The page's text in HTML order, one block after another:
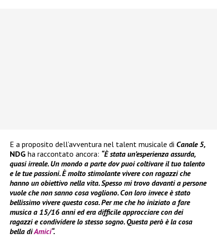
E a proposito dell’avventura nel talent musicale di Canale 5,
NDG ha raccontato ancora: “È stata un’esperienza assurda,
quasi irreale. Un mondo a parte dov puoi coltivare il tuo talento
e le tue passioni. È molto stimolante vivere con ragazzi che
hanno un obiettivo nella vita. Spesso mi trovo davanti a persone
vuole che non sanno cosa vogliono. Con loro invece è stato
bellissimo vivere questa cosa. Per me che ho iniziato a fare
musica a 15/16 anni ed era difficile approcciare con dei
ragazzi e condividere lo stesso sogno. Questa però è la cosa
bella diAmici“.